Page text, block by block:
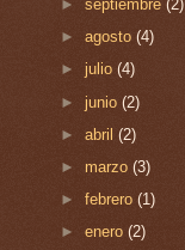
►septiembre(2)
►agosto(4)
► julio(4)
►junio(2)
►abril(2)
► marzo(3)
►febrero(1)
►enero(2)